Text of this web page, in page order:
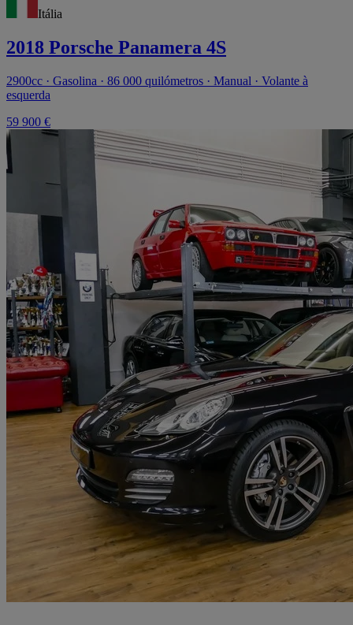
Itália
2018 Porsche Panamera 4S
2900cc · Gasolina · 86 000 quilómetros · Manual · Volante à
esquerda
59 900 €